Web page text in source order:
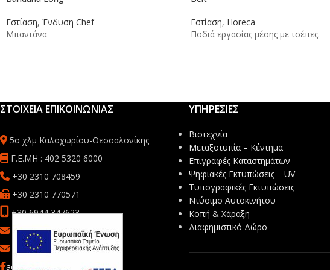
Εστίαση, Ένδυση Chef
Μπαντάνα
Εστίαση, Horeca
Ποδιά εργασίας μέσης με τσέπες.
ΣΤΟΙΧΕΙΑ ΕΠΙΚΟΙΝΩΝΙΑΣ
5ο χλμ Καλοχωρίου-Θεσσαλονίκης
Γ.Ε.ΜΗ : 402 5320 6000
+30 2310 708459
+30 2310 770571
+30 6944 347623
sales@mbsafetyprint.com
info@mb-advertise.gr
acebook
ΥΠΗΡΕΣΙΕΣ
Βιοτεχνία
Μεταξοτυπία – Κέντημα
Επιγραφές Καταστημάτων
Ψηφιακές Εκτυπώσεις – UV
Τυπογραφικές Εκτυπώσεις
Ντύσιμο Αυτοκινήτου
Κοπή & Χάραξη
Διαφημιστικό Δώρο